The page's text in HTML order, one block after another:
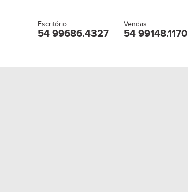
Escritório
54 99686.4327
Vendas
54 99148.1170